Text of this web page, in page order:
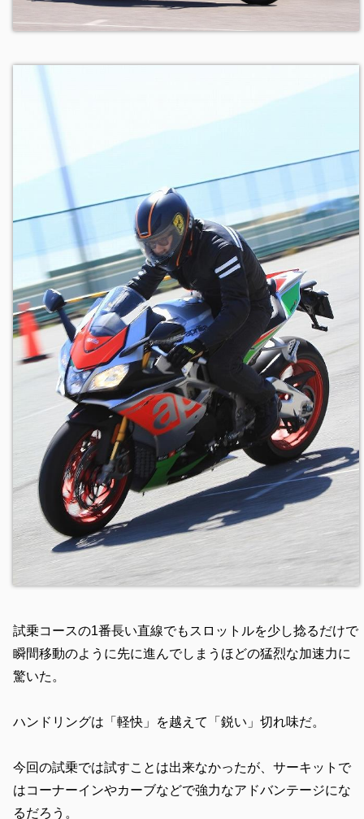
試乗コースの1番長い直線でもスロットルを少し捻るだけで
瞬間移動のように先に進んでしまうほどの猛烈な加速力に
驚いた。
ハンドリングは「軽快」を越えて「鋭い」切れ味だ。
今回の試乗では試すことは出来なかったが、サーキットで
はコーナーインやカーブなどで強力なアドバンテージにな
るだろう。